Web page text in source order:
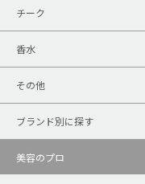
チーク
香水
その他
ブランド別に探す
美容のプロ